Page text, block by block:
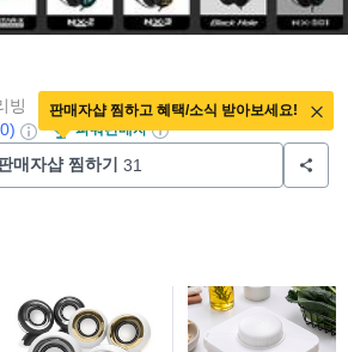
빙
파워판매자
매자샵 찜하기 31
판매자샵 찜하고 혜택/소식 받아보세요!